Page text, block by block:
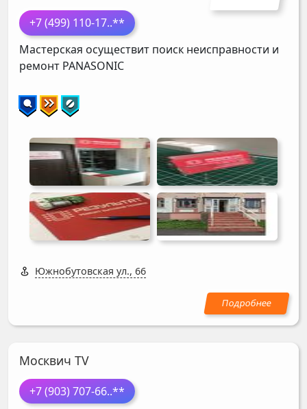
+7 (499) 110-17..**
Мастерская осуществит поиск неисправности и
ремонт PANASONIC
Южнобутовская ул., 66
Москвич TV
+7 (903) 707-66..**